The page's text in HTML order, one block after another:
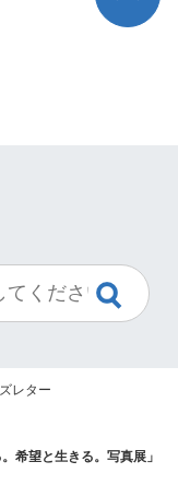
レター
希望と生きる。写真展」